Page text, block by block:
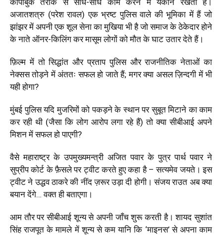
अजातशत्रु (परेश रावल) एक भ्रष्ट पुलिस वाले की भूमिका में हैं जो
झांझर में अपनी एक शूल सेना का मुखिया भी है जो समाज के ठेकेदार होने
के नाते ऑनर-किलिंग कर मासूम लोगों को मौत के घाट उतार देते हैं।
फ़िल्म में तो सिद्धांत और प्रताप पुलिस और राजनीतिक नेताओं का
नेक्सस तोड़ने में अंततः सफल हो जाते हैं; मगर क्या असल ज़िन्दगी में भी
यही होगा?
मुंबई पुलिस यदि मुजरिमों को पकड़ने के स्थान पर सुबूत मिटाने का काम
कर रही थी (जैसा कि लोग आरोप लगा रहे हैं) तो क्या सीबीआई अपने
मिशन में सफल हो पाएगी?
वैसे महाराष्ट्र के उपमुख्यमन्त्री अजित पवार के पुत्र पार्थ पवार ने
सुप्रीप कोर्ट के फ़ैसले पर ट्वीट करते हुए कहा है – सत्यमेव जयते। इस
ट्वीट ने उद्धव ठाकरे की नींद ज़रूर उड़ा दी होगी। संजय राउत अब क्या
बयान देंगे… वक्त ही बताएगा।
आम तौर पर सीबीआई शून्य से अपनी जाँच शुरू करती है। शायद सुशांत
सिंह राजपूत के मामले में शून्य से कम यानि कि ‘माइनस’ से अपना काम